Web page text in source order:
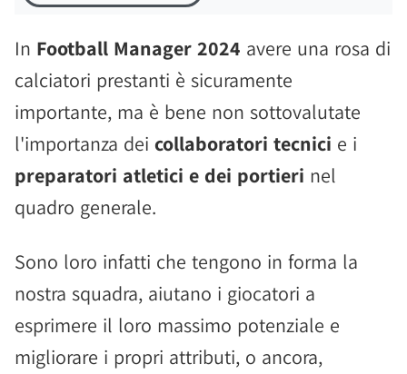
In Football Manager 2024 avere una rosa di
calciatori prestanti è sicuramente
importante, ma è bene non sottovalutate
l'importanza dei collaboratori tecnici e i
preparatori atletici e dei portieri nel
quadro generale.
Sono loro infatti che tengono in forma la
nostra squadra, aiutano i giocatori a
esprimere il loro massimo potenziale e
migliorare i propri attributi, o ancora,